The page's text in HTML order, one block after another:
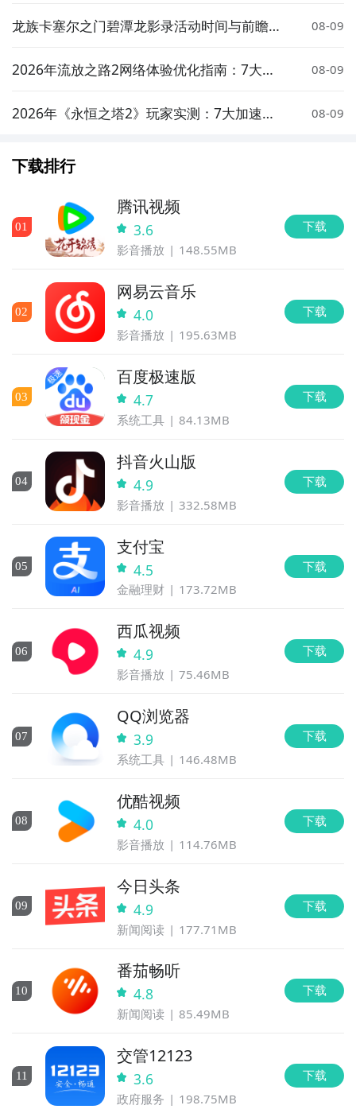
龙族卡塞尔之门碧潭龙影录活动时间与前瞻介
08-09
2026年流放之路2网络体验优化指南：7大加
08-09
2026年《永恒之塔2》玩家实测：7大加速器
08-09
下载排行
01
腾讯视频
3.6
影音播放 148.55MB
下载
02
网易云音乐
4.0
影音播放 195.63MB
下载
03
百度极速版
4.7
系统工具 84.13MB
下载
04
抖音火山版
4.9
影音播放 332.58MB
下载
05
支付宝
4.5
金融理财 173.72MB
下载
06
西瓜视频
4.9
影音播放 75.46MB
下载
07
QQ浏览器
3.9
系统工具 146.48MB
下载
08
优酷视频
4.0
影音播放 114.76MB
下载
09
今日头条
4.9
新闻阅读 177.71MB
下载
10
番茄畅听
4.8
新闻阅读 85.49MB
下载
11
交管12123
3.6
政府服务 198.75MB
下载